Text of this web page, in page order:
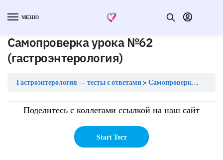
МЕНЮ
Самопроверка урока №62
(гастроэнтерология)
Гастроэнтерология — тесты с ответами Самопроверка урока №62 (гастроэнтерология)
Поделитесь с коллегами ссылкой на наш сайт